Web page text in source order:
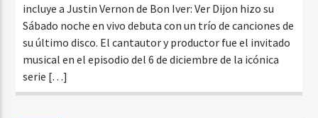
incluye a Justin Vernon de Bon Iver: Ver Dijon hizo su
Sábado noche en vivo debuta con un trío de canciones de
su último disco. El cantautor y productor fue el invitado
musical en el episodio del 6 de diciembre de la icónica
serie […]